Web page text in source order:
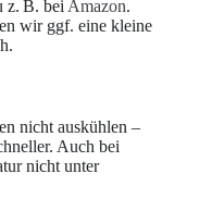
z. B. bei Amazon.
wir ggf. eine kleine
nicht auskühlen –
Auch bei
nicht unter